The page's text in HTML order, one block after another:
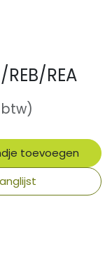
REB/REA
btw)
toevoegen